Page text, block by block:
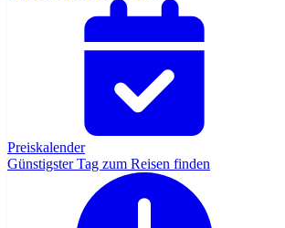
Preiskalender
Günstigster Tag zum Reisen finden